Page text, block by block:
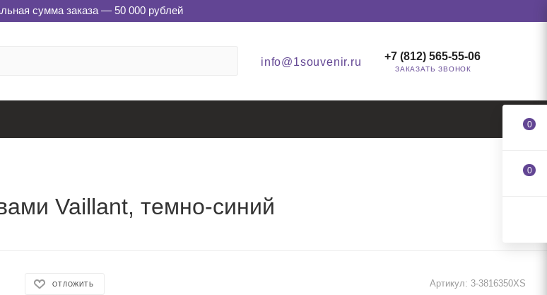
сумма заказа — 50 000 рублей
info@1souvenir.ru +7 (812) 565-55-06
ЗАКАЗАТЬ ЗВОНОК
Vaillant, темно-синий
ОТЛОЖИТЬ Артикул: 3-3816350XS
0
0